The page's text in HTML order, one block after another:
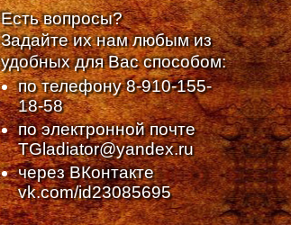
Есть вопросы?
Задайте их нам любым из
удобных для Вас способом:
по телефону8-910-155-
18-58
по электронной почте
TGladiator@yandex.ru
через ВКонтакте
vk.com/id23085695